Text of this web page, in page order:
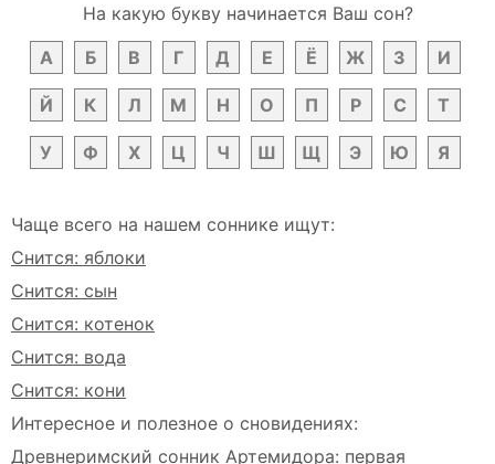
На какую букву начинается Ваш сон?
А
Б В Г Д Е Ё Ж З И
Й К Л М Н О П Р С Т
У Ф Х Ц Ч Ш Щ Э Ю Я
Чаще всего на нашем соннике ищут:
Снится: яблоки
Снится: сын
Снится: котенок
Снится: вода
Снится: кони
Интересное и полезное о сновидениях:
Древнеримский сонник Артемидора: первая